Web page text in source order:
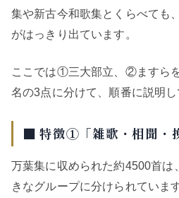
集や新古今和歌集とくらべても
がはっきり出ています。
ここでは①三大部立、②ますら
名の3点に分けて、順番に説明し
■ 特徴①「雑歌・相聞・
万葉集に収められた約4500首は
きなグループに分けられていま